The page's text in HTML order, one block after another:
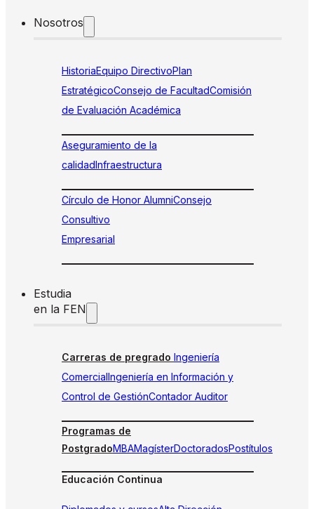
Nosotros
HistoriaEquipo DirectivoPlan
EstratégicoConsejo de FacultadComisión
de Evaluación Académica
Aseguramiento de la
calidadInfraestructura
Círculo de Honor AlumniConsejo
Consultivo
Empresarial
Estudia
en la FEN
Carreras de pregrado Ingeniería
ComercialIngeniería en Información y
Control de GestiónContador Auditor
Programas de
PostgradoMBAMagísterDoctoradosPostítulos
Educación Continua